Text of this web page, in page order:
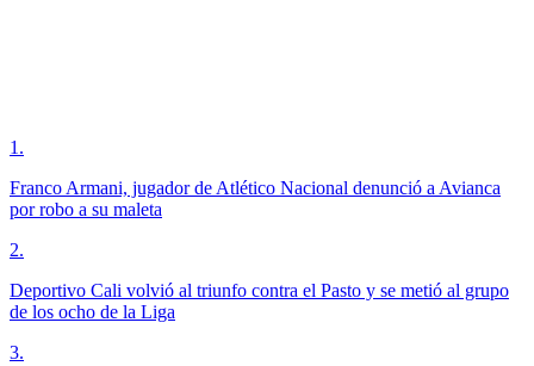
1 .
Franco Armani, jugador de Atlético Nacional denunció a Avianca
por robo a su maleta
2.
Deportivo Cali volvió al triunfo contra el Pasto y se metió al grupo
de los ocho de la Liga
3.